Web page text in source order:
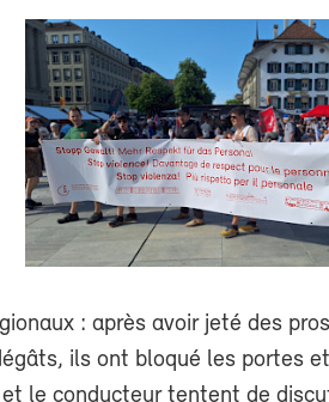
: après avoir jeté des
ils ont bloqué les portes et
le conducteur tentent de